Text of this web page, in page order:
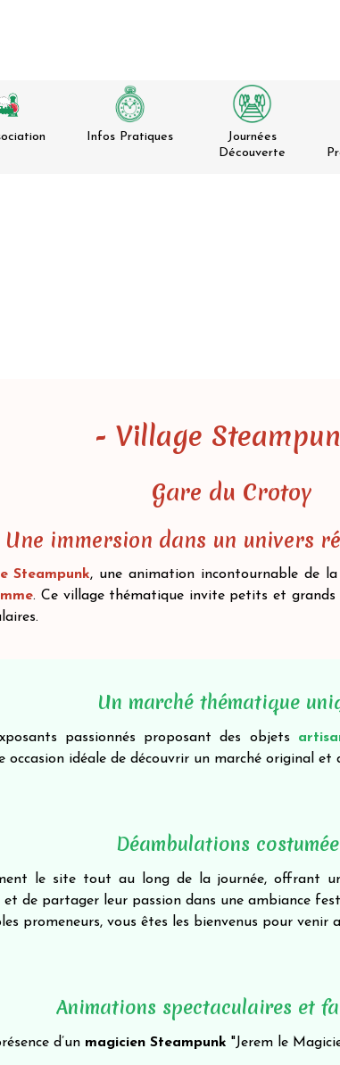
Infos Pratiques
Journées
Découverte
- Village
Gare du Crotoy
Une immersion dans un univers
Steampunk, une animation incontournable de la
. Ce village thématique invite petits et grands
Un marché thématique
passionnés proposant des objets
occasion idéale de découvrir un marché original et
Déambulations
le site tout au long de la journée, offrant
de partager leur passion dans une ambiance
promeneurs, vous êtes les bienvenus pour
Animations spectaculaires et
d’un magicien Steampunk"Jerem le